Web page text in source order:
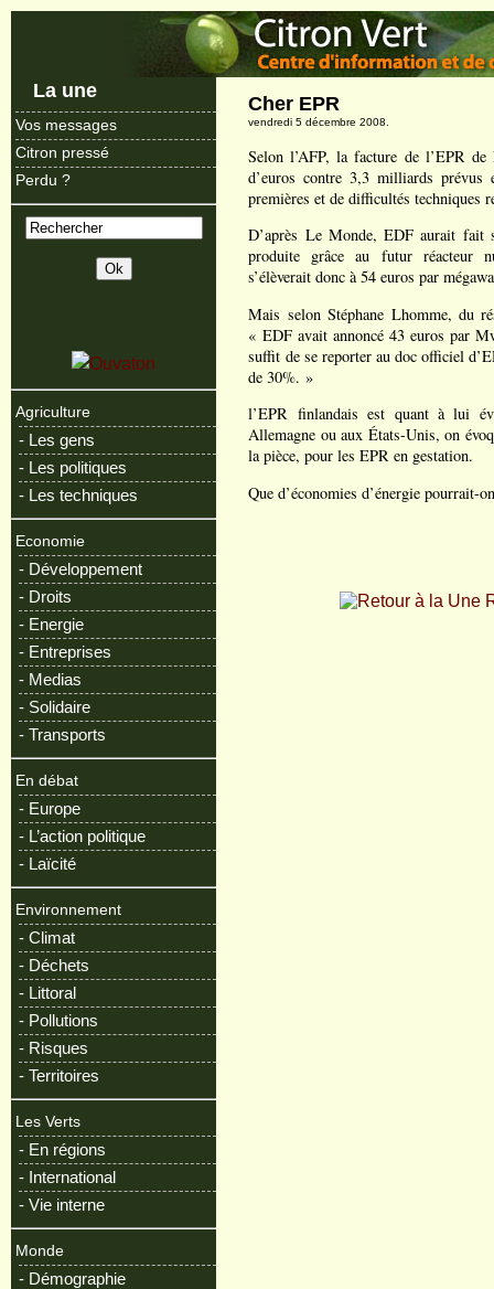
La une
Vos messages
Citron pressé
Perdu ?
Agriculture
- Les gens
- Les politiques
- Les techniques
Economie
- Développement
- Droits
- Energie
- Entreprises
- Medias
- Solidaire
- Transports
En débat
- Europe
- L’action politique
- Laïcité
Environnement
- Climat
- Déchets
- Littoral
- Pollutions
- Risques
- Territoires
Les Verts
- En régions
- International
- Vie interne
Monde
- Démographie
Cher EPR
vendredi 5 décembre 2008.
Selon l’AFP, la facture de l’EPR
d’euros contre 3,3 milliards prévus
premières et de difficultés techniques
D’après Le Monde, EDF aurait fait
produite grâce au futur réacteur
s’élèverait donc à 54 euros par
Mais selon Stéphane Lhomme, du
« EDF avait annoncé 43 euros par
suffit de se reporter au doc officiel
de 30%. »
l’EPR finlandais est quant à lui
Allemagne ou aux États-Unis, on
la pièce, pour les EPR en gestation.
Que d’économies d’énergie pourrait-